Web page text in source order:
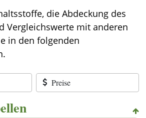
die Abdeckung des
Vergleichswerte mit anderen
in den folgenden
Preise